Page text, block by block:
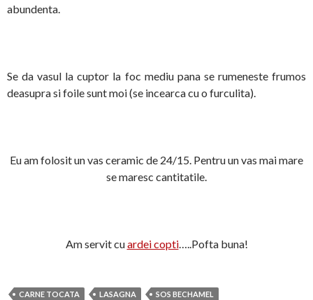
abundenta.
Se da vasul la cuptor la foc mediu pana se rumeneste frumos
deasupra si foile sunt moi (se incearca cu o furculita).
Eu am folosit un vas ceramic de 24/15. Pentru un vas mai mare
se maresc cantitatile.
Am servit cuardei copti…..Pofta buna!
CARNE TOCATA LASAGNA SOS BECHAMEL